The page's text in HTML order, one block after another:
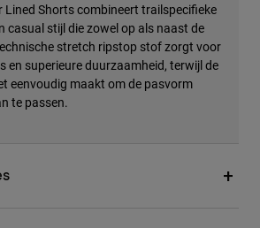
Lined Shorts combineert trailspecifieke
casual stijl die zowel op als naast de
stretch ripstop stof zorgt voor
en superieure duurzaamheid, terwijl de
eenvoudig maakt om de pasvorm
te passen.